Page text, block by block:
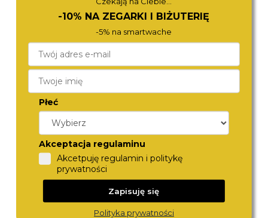
TORII
L34LB.UL
450,-
OCWRSR-OC04
590,-
-10% NA ZEGARKI I BIŻUTERIĘ
-5% na smartwache
Płeć
Akceptacja regulaminu
Akcetpuję regulamin i politykę
prywatności
Zapisuję się
Polityka prywatności